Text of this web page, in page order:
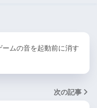
ームの音を起動前に消す
次の記事